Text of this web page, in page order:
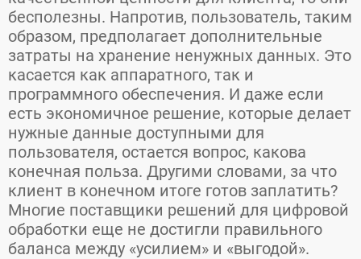
бесполезны. Напротив, пользователь, таким
образом, предполагает дополнительные
затраты на хранение ненужных данных. Это
касается как аппаратного, так и
программного обеспечения. И даже если
есть экономичное решение, которые делает
нужные данные доступными для
пользователя, остается вопрос, какова
конечная польза. Другими словами, за что
клиент в конечном итоге готов заплатить?
Многие поставщики решений для цифровой
обработки еще не достигли правильного
баланса между «усилием» и «выгодой».